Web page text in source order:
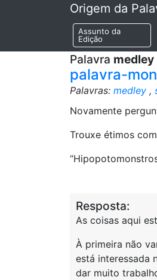
Origem da
Assunto da
Edição
Palavra medley
palavra-
Palavras: medley ,
Novamente
Trouxe étimos
Resposta:
As coisas aqui
À primeira não
está interessada
dar muito